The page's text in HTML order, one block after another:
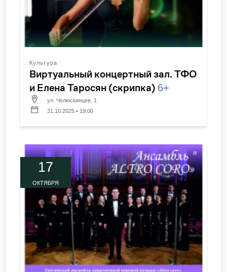
Культура
Виртуальный концертный зал. ТФО
и Елена Таросян (скрипка) 6+
ул. Челюскинцев, 1
31.10.2025 • 19:00
17
ОКТЯБРЯ